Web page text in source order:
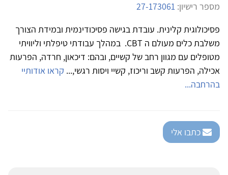
מספר רישיון: 27-173061
פסיכולוגית קלינית. עובדת בגישה פסיכודינמית ובמידת הצורך
משלבת כלים מעולם ה CBT. במהלך עבודתי טיפלתי וליוויתי
מטופלים עם מגוון רחב של קשיים, ובהם: דיכאון, חרדה, הפרעות
אכילה, הפרעות קשב וריכוז, קשיי ויסות רגשי,... קראו אודותיי
בהרחבה...
כתבו אלי